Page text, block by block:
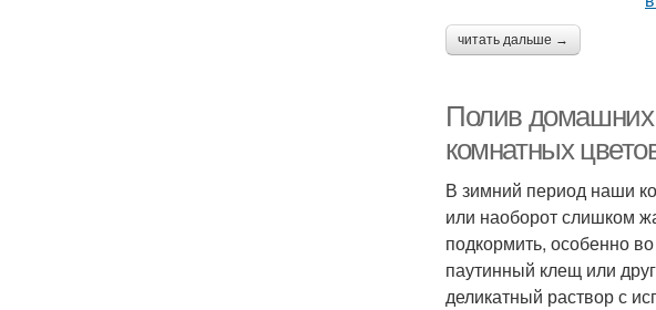
читать дальше →
Полив
комнатных
В зимний период наши
или наоборот слишком
подкормить, особенно
паутинный клещ или
деликатный раствор с